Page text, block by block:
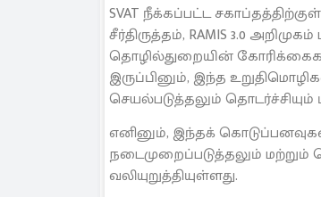
SVAT நீக்கப்பட்ட
சீர்திருத்தம், RAMIS 3.0
தொழில்துறையின்
இருப்பினும், இந்த
செயல்படுத்தலும் தொடர்ச்சியும்
எனினும், இந்தக்
நடைமுறைப்படுத்தலும் மற்றும்
வலியுறுத்தியுள்ளது.